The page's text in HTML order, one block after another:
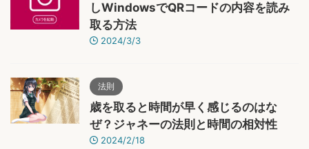
しWindowsでQRコードの内容を読み
取る方法
2024/3/3
法則
歳を取ると時間が早く感じるのはな
ぜ？ジャネーの法則と時間の相対性
2024/2/18